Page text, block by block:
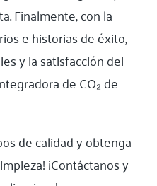
Finalmente, con la
e historias de éxito,
y la satisfacción del
de CO₂ de
de calidad y obtenga
¡Contáctanos y